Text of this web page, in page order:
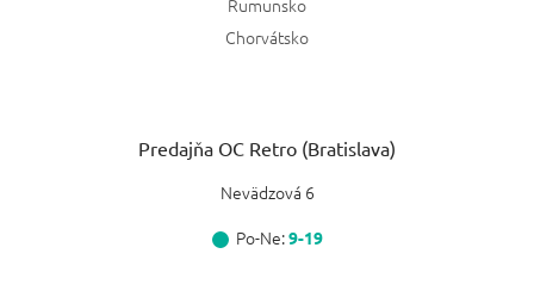
Chorvátsko
Predajňa OC Retro (Bratislava)
Nevädzová 6
Po-Ne:9-19